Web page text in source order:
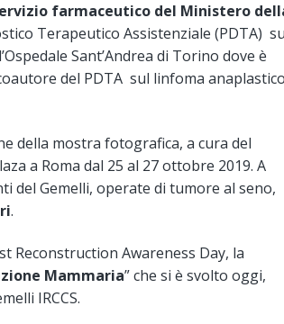
farmaceutico del Ministero
Terapeutico Assistenziale (PDTA)
Sant’Andrea di Torino dove è
del PDTA sul linfoma anaplastico
della mostra fotografica, a cura del
a Roma dal 25 al 27 ottobre 2019. A
del Gemelli, operate di tumore al seno,
.
Reconstruction Awareness Day, la
Mammaria” che si è svolto oggi,
IRCCS.